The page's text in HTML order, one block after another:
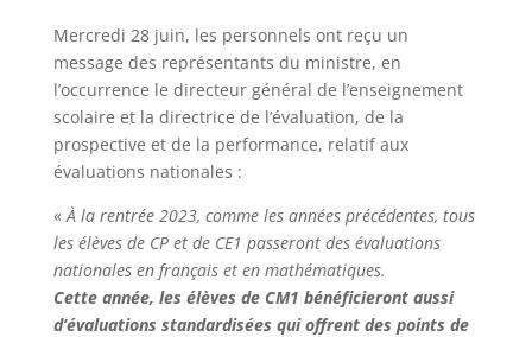
Mercredi 28 juin, les personnels ont reçu un
message des représentants du ministre, en
l’occurrence le directeur général de l’enseignement
scolaire et la directrice de l’évaluation, de la
prospective et de la performance, relatif aux
évaluations nationales :
«À la rentrée 2023, comme les années précédentes, tous
les élèves de CP et de CE1 passeront des évaluations
nationales en français et en mathématiques.
Cette année, les élèves de CM1 bénéficieront aussi
d’évaluations standardisées qui offrent des points de